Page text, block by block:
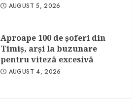
AUGUST 5, 2026
Aproape 100 de şoferi din
Timiş, arşi la buzunare
pentru viteză excesivă
AUGUST 4, 2026